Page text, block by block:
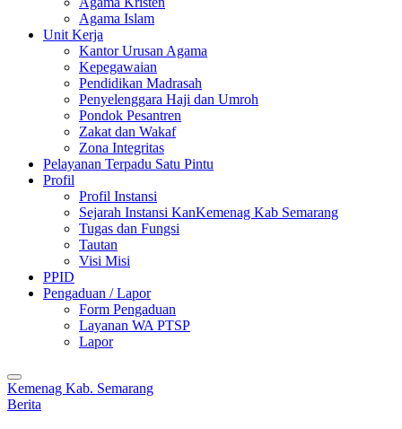
Agama Islam
Unit Kerja
Kantor Urusan Agama
Kepegawaian
Pendidikan Madrasah
Penyelenggara Haji dan Umroh
Pondok Pesantren
Zakat dan Wakaf
Zona Integritas
Pelayanan Terpadu Satu Pintu
Profil
Profil Instansi
Sejarah Instansi KanKemenag Kab Semarang
Tugas dan Fungsi
Tautan
Visi Misi
PPID
Pengaduan / Lapor
Form Pengaduan
Layanan WA PTSP
Lapor
Kemenag Kab. Semarang
Berita